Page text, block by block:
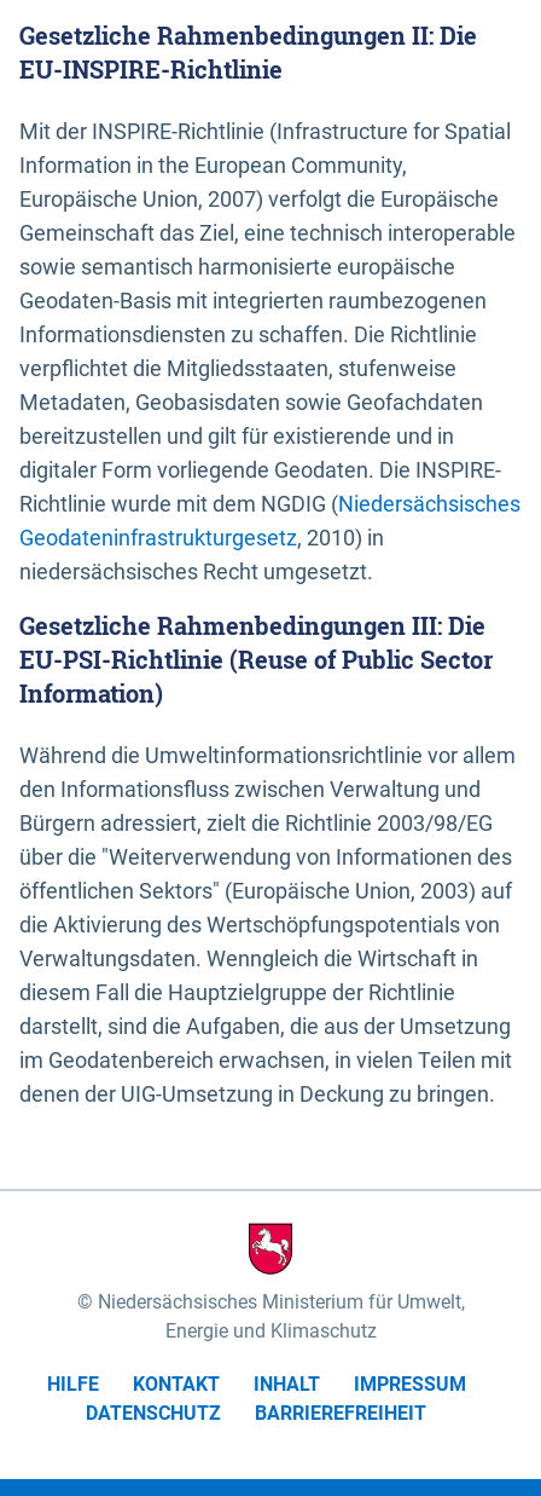
Gesetzliche Rahmenbedingungen II: Die
EU-INSPIRE-Richtlinie
Mit der INSPIRE-Richtlinie (Infrastructure for Spatial
Information in the European Community,
Europäische Union, 2007) verfolgt die Europäische
Gemeinschaft das Ziel, eine technisch interoperable
sowie semantisch harmonisierte europäische
Geodaten-Basis mit integrierten raumbezogenen
Informationsdiensten zu schaffen. Die Richtlinie
verpflichtet die Mitgliedsstaaten, stufenweise
Metadaten, Geobasisdaten sowie Geofachdaten
bereitzustellen und gilt für existierende und in
digitaler Form vorliegende Geodaten. Die INSPIRE-
Richtlinie wurde mit dem NGDIG (Niedersächsisches
Geodateninfrastrukturgesetz, 2010) in
niedersächsisches Recht umgesetzt.
Gesetzliche Rahmenbedingungen III: Die
EU-PSI-Richtlinie (Reuse of Public Sector
Information)
Während die Umweltinformationsrichtlinie vor allem
den Informationsfluss zwischen Verwaltung und
Bürgern adressiert, zielt die Richtlinie 2003/98/EG
über die "Weiterverwendung von Informationen des
öffentlichen Sektors" (Europäische Union, 2003) auf
die Aktivierung des Wertschöpfungspotentials von
Verwaltungsdaten. Wenngleich die Wirtschaft in
diesem Fall die Hauptzielgruppe der Richtlinie
darstellt, sind die Aufgaben, die aus der Umsetzung
im Geodatenbereich erwachsen, in vielen Teilen mit
denen der UIG-Umsetzung in Deckung zu bringen.
Niedersächsisches Ministerium für Umwelt,
Energie und Klimaschutz
HILFE KONTAKT INHALT
IMPRESSUM
DATENSCHUTZ
BARRIEREFREIHEIT